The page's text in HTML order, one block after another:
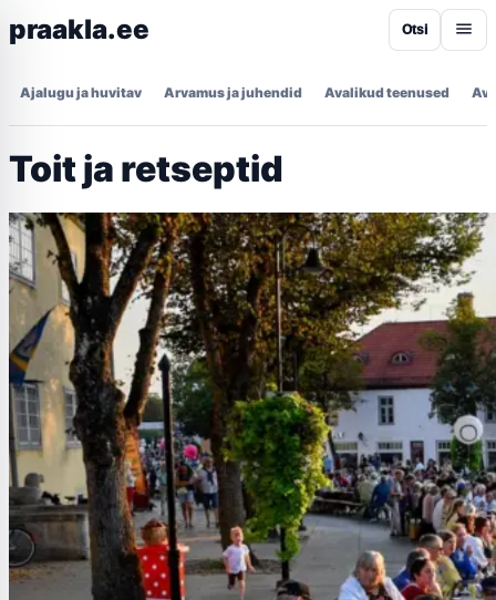
praakla.ee
Ajalugu ja huvitav Arvamus ja juhendid Avalikud teenused
Otsi
Toit ja retseptid